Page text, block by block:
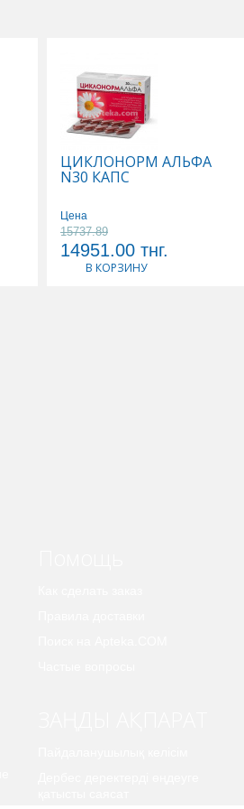
ЦИКЛОНОРМ АЛЬФА
N30 КАПС
Цена
15737.89
14951.00 тнг.
В КОРЗИНУ